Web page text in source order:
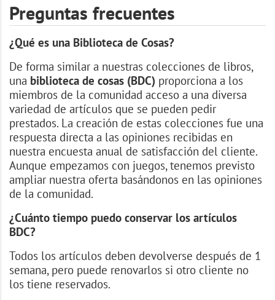
Preguntas frecuentes
¿Qué es una Biblioteca de Cosas?
De forma similar a nuestras colecciones de libros,
una biblioteca de cosas (BDC) proporciona a los
miembros de la comunidad acceso a una diversa
variedad de artículos que se pueden pedir
prestados. La creación de estas colecciones fue una
respuesta directa a las opiniones recibidas en
nuestra encuesta anual de satisfacción del cliente.
Aunque empezamos con juegos, tenemos previsto
ampliar nuestra oferta basándonos en las opiniones
de la comunidad.
¿Cuánto tiempo puedo conservar los artículos
BDC?
Todos los artículos deben devolverse después de 1
semana, pero puede renovarlos si otro cliente no
los tiene reservados.